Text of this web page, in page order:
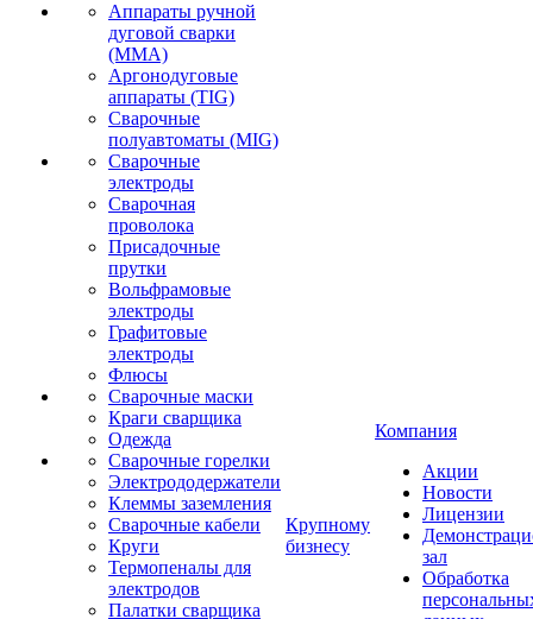
Аппараты ручной
дуговой сварки
(MMA)
Аргонодуговые
аппараты (TIG)
Сварочные
полуавтоматы (MIG)
Сварочные
электроды
Сварочная
проволока
Присадочные
прутки
Вольфрамовые
электроды
Графитовые
электроды
Флюсы
Сварочные маски
Краги сварщика
Одежда
Сварочные горелки
Электрододержатели
Клеммы заземления
Сварочные кабели
Круги
Термопеналы для
электродов
Палатки сварщика
Крупному
бизнесу
Компания
Акции
Новости
Лицензии
зал
Обработка